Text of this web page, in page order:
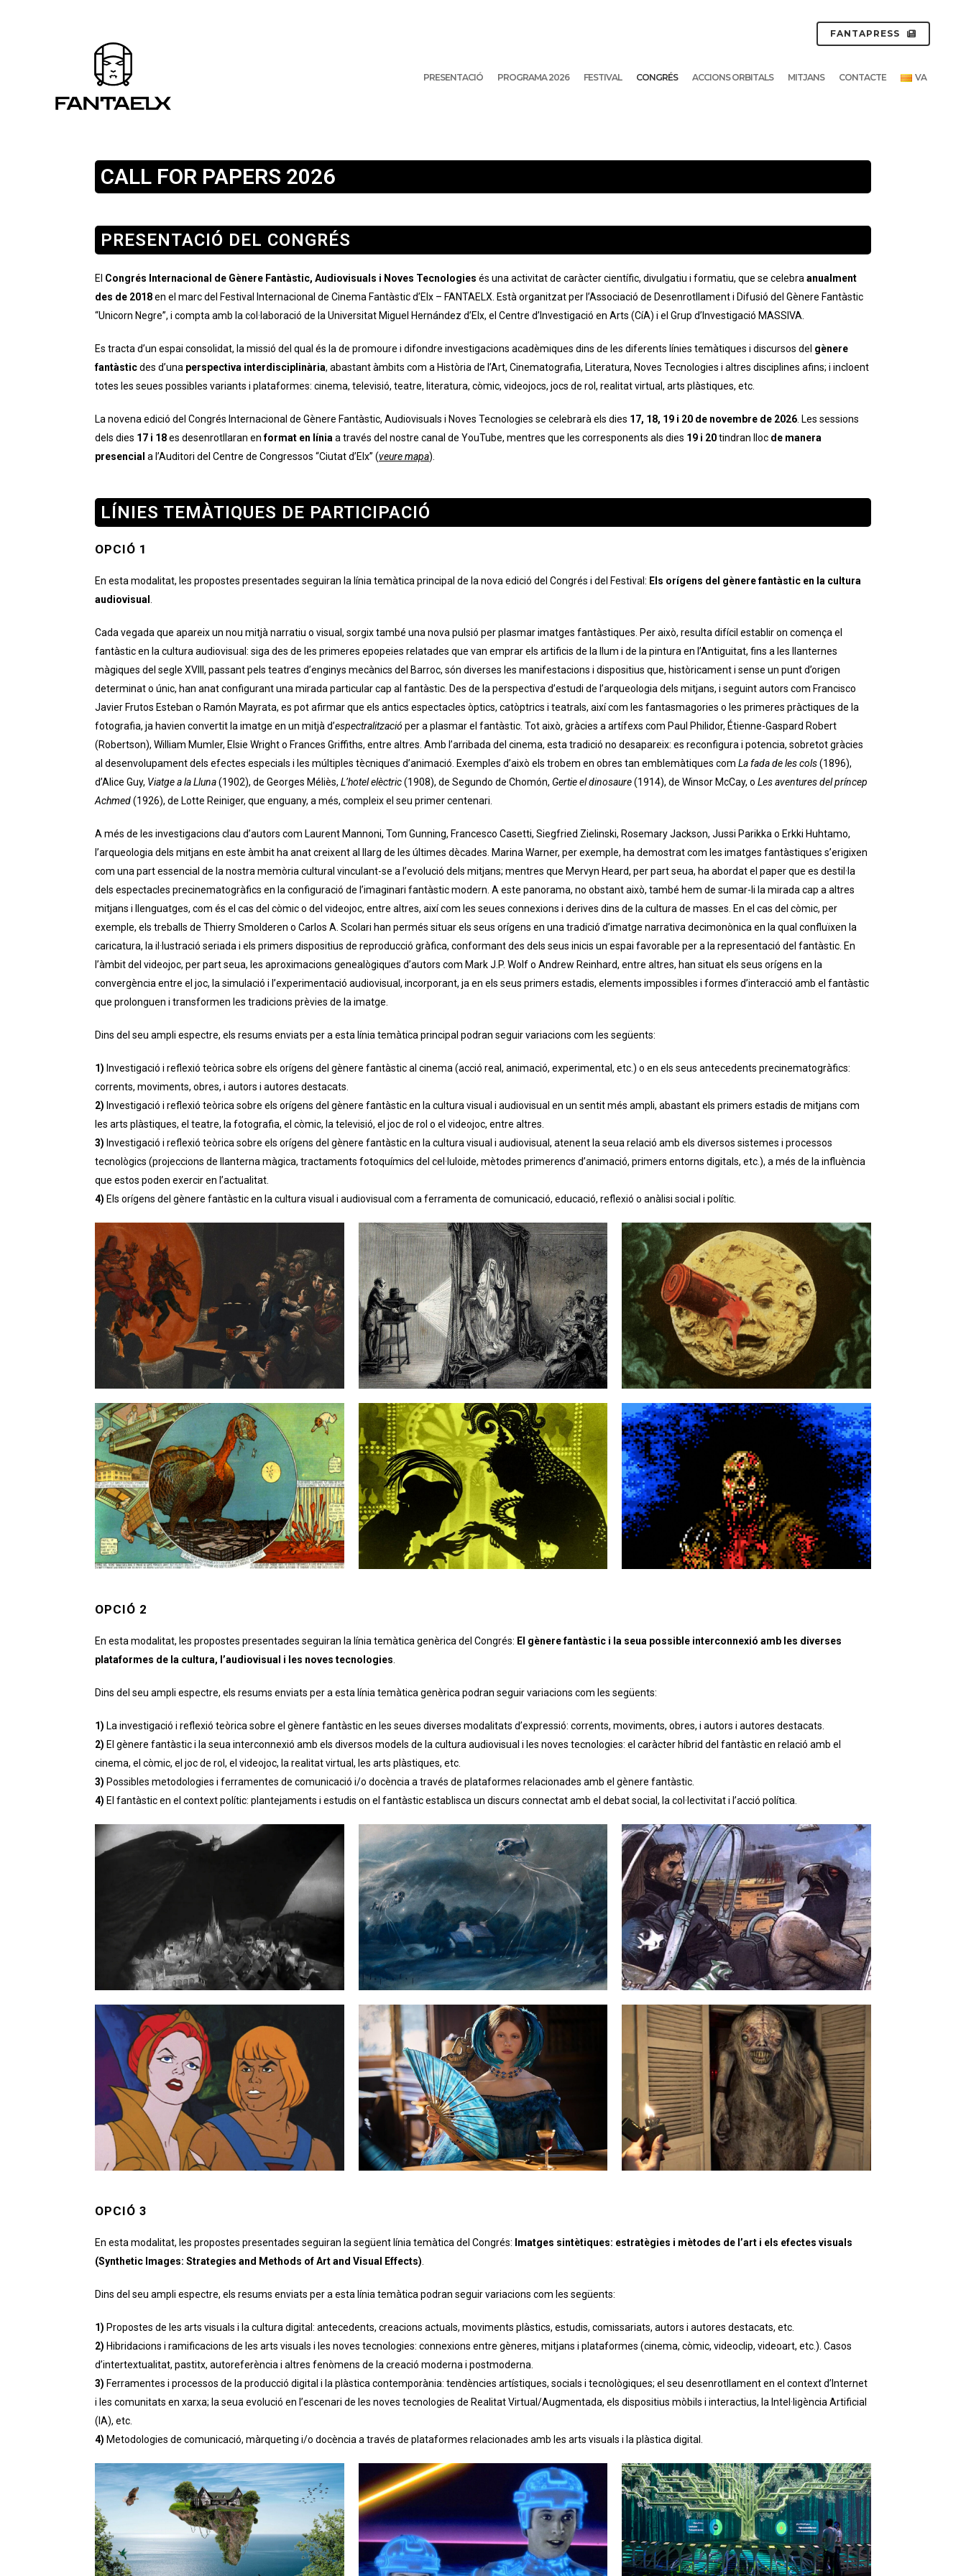
FANTAPRESS
PRESENTACIÓ PROGRAMA 2026 FESTIVAL CONGRÉS ACCIONS ORBITALS MITJANS CONTACTE VA
CALL FOR PAPERS 2026
PRESENTACIÓ DEL CONGRÉS
El Congrés Internacional de Gènere Fantàstic, Audiovisuals i Noves Tecnologies és una activitat de caràcter científic, divulgatiu i formatiu, que se celebra anualment
des de 2018en el marc del Festival Internacional de Cinema Fantàstic d’Elx – FANTAELX. Està organitzat per l’Associació de Desenrotllament i Difusió del Gènere Fantàstic
“Unicorn Negre”, i compta amb la col·laboració de la Universitat Miguel Hernández d’Elx, el Centre d’Investigació en Arts (CíA) i el Grup d’Investigació MASSIVA.
Es tracta d’un espai consolidat, la missió del qual és la de promoure i difondre investigacions acadèmiques dins de les diferents línies temàtiques i discursos del gènere
fantàsticdes d’una perspectiva interdisciplinària, abastant àmbits com a Història de l’Art, Cinematografia, Literatura, Noves Tecnologies i altres disciplines afins; i incloent
totes les seues possibles variants i plataformes: cinema, televisió, teatre, literatura, còmic, videojocs, jocs de rol, realitat virtual, arts plàstiques, etc.
La novena edició del Congrés Internacional de Gènere Fantàstic, Audiovisuals i Noves Tecnologies se celebrarà els dies 17, 18, 19 i 20 de novembre de 2026 . Les sessions
dels dies 17 i 18es desenrotllaran enformat en línia a través del nostre canal de YouTube, mentres que les corresponents als dies 19 i 20tindran lloc de manera
presencial a l’Auditori del Centre de Congressos “Ciutat d’Elx” (veure mapa).
LÍNIES TEMÀTIQUES DE PARTICIPACIÓ
OPCIÓ 1
En esta modalitat, les propostes presentades seguiran la línia temàtica principal de la nova edició del Congrés i del Festival: Els orígens del gènere fantàstic en la cultura
audiovisual
Cada vegada que apareix un nou mitjà narratiu o visual, sorgix també una nova pulsió per plasmar imatges fantàstiques. Per això, resulta difícil establir on comença el
fantàstic en la cultura audiovisual: siga des de les primeres epopeies relatades que van emprar els artificis de la llum i de la pintura en l’Antiguitat, fins a les llanternes
màgiques del segle XVIII, passant pels teatres d’enginys mecànics del Barroc, són diverses les manifestacions i dispositius que, històricament i sense un punt d’origen
determinat o únic, han anat configurant una mirada particular cap al fantàstic. Des de la perspectiva d’estudi de l’arqueologia dels mitjans, i seguint autors com Francisco
Javier Frutos Esteban o Ramón Mayrata, es pot afirmar que els antics espectacles òptics, catòptrics i teatrals, així com les fantasmagories o les primeres pràctiques de la
fotografia, ja havien convertit la imatge en un mitjà d’espectralització per a plasmar el fantàstic. Tot això, gràcies a artífexs com Paul Philidor, Étienne-Gaspard Robert
(Robertson), William Mumler, Elsie Wright o Frances Griffiths, entre altres. Amb l’arribada del cinema, esta tradició no desapareix: es reconfigura i potencia, sobretot gràcies
al desenvolupament dels efectes especials i les múltiples tècniques d’animació. Exemples d’això els trobem en obres tan emblemàtiques com La fada de les cols(1896),
d’Alice Guy, Viatge a la Lluna(1902), de Georges Méliès, L’hotel elèctric(1908), de Segundo de Chomón, Gertie el dinosaure(1914), de Winsor McCay, o Les aventures del príncep
Achmed(1926), de Lotte Reiniger, que enguany, a més, compleix el seu primer centenari.
A més de les investigacions clau d’autors com Laurent Mannoni, Tom Gunning, Francesco Casetti, Siegfried Zielinski, Rosemary Jackson, Jussi Parikka o Erkki Huhtamo,
l’arqueologia dels mitjans en este àmbit ha anat creixent al llarg de les últimes dècades. Marina Warner, per exemple, ha demostrat com les imatges fantàstiques s’erigixen
com una part essencial de la nostra memòria cultural vinculant-se a l’evolució dels mitjans; mentres que Mervyn Heard, per part seua, ha abordat el paper que es destil·la
dels espectacles precinematogràfics en la configuració de l’imaginari fantàstic modern. A este panorama, no obstant això, també hem de sumar-li la mirada cap a altres
mitjans i llenguatges, com és el cas del còmic o del videojoc, entre altres, així com les seues connexions i derives dins de la cultura de masses. En el cas del còmic, per
exemple, els treballs de Thierry Smolderen o Carlos A. Scolari han permés situar els seus orígens en una tradició d’imatge narrativa decimonònica en la qual confluïxen la
caricatura, la il·lustració seriada i els primers dispositius de reproducció gràfica, conformant des dels seus inicis un espai favorable per a la representació del fantàstic. En
l’àmbit del videojoc, per part seua, les aproximacions genealògiques d’autors com Mark J.P. Wolf o Andrew Reinhard, entre altres, han situat els seus orígens en la
convergència entre el joc, la simulació i l’experimentació audiovisual, incorporant, ja en els seus primers estadis, elements impossibles i formes d’interacció amb el fantàstic
que prolonguen i transformen les tradicions prèvies de la imatge.
Dins del seu ampli espectre, els resums enviats per a esta línia temàtica principal podran seguir variacions com les següents:
1) Investigació i reflexió teòrica sobre els orígens del gènere fantàstic al cinema (acció real, animació, experimental, etc.) o en els seus antecedents precinematogràfics:
corrents, moviments, obres, i autors i autores destacats.
2) Investigació i reflexió teòrica sobre els orígens del gènere fantàstic en la cultura visual i audiovisual en un sentit més ampli, abastant els primers estadis de mitjans com
les arts plàstiques, el teatre, la fotografia, el còmic, la televisió, el joc de rol o el videojoc, entre altres.
3) Investigació i reflexió teòrica sobre els orígens del gènere fantàstic en la cultura visual i audiovisual, atenent la seua relació amb els diversos sistemes i processos
tecnològics (projeccions de llanterna màgica, tractaments fotoquímics del cel·luloide, mètodes primerencs d’animació, primers entorns digitals, etc.), a més de la influència
que estos poden exercir en l’actualitat.
4) Els orígens del gènere fantàstic en la cultura visual i audiovisual com a ferramenta de comunicació, educació, reflexió o anàlisi social i polític.
OPCIÓ 2
En esta modalitat, les propostes presentades seguiran la línia temàtica genèrica del Congrés: El gènere fantàstic i la seua possible interconnexió amb les diverses
plataformes de la cultura, l’audiovisual i les noves tecnologies
Dins del seu ampli espectre, els resums enviats per a esta línia temàtica genèrica podran seguir variacions com les següents:
1) La investigació i reflexió teòrica sobre el gènere fantàstic en les seues diverses modalitats d’expressió: corrents, moviments, obres, i autors i autores destacats.
2) El gènere fantàstic i la seua interconnexió amb els diversos models de la cultura audiovisual i les noves tecnologies: el caràcter híbrid del fantàstic en relació amb el
cinema, el còmic, el joc de rol, el videojoc, la realitat virtual, les arts plàstiques, etc.
3) Possibles metodologies i ferramentes de comunicació i/o docència a través de plataformes relacionades amb el gènere fantàstic.
4) El fantàstic en el context polític: plantejaments i estudis on el fantàstic establisca un discurs connectat amb el debat social, la col·lectivitat i l’acció política.
OPCIÓ 3
En esta modalitat, les propostes presentades seguiran la següent línia temàtica del Congrés: Imatges sintètiques: estratègies i mètodes de l’art i els efectes visuals
(Synthetic Images: Strategies and Methods of Art and Visual Effects)
Dins del seu ampli espectre, els resums enviats per a esta línia temàtica podran seguir variacions com les següents:
1) Propostes de les arts visuals i la cultura digital: antecedents, creacions actuals, moviments plàstics, estudis, comissariats, autors i autores destacats, etc.
2) Hibridacions i ramificacions de les arts visuals i les noves tecnologies: connexions entre gèneres, mitjans i plataformes (cinema, còmic, videoclip, videoart, etc.). Casos
d’intertextualitat, pastitx, autoreferència i altres fenòmens de la creació moderna i postmoderna.
3) Ferramentes i processos de la producció digital i la plàstica contemporània: tendències artístiques, socials i tecnològiques; el seu desenrotllament en el context d’Internet
i les comunitats en xarxa; la seua evolució en l’escenari de les noves tecnologies de Realitat Virtual/Augmentada, els dispositius mòbils i interactius, la Intel·ligència Artificial
(IA), etc.
4) Metodologies de comunicació, màrqueting i/o docència a través de plataformes relacionades amb les arts visuals i la plàstica digital.